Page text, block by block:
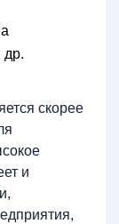
др.
скорее
и